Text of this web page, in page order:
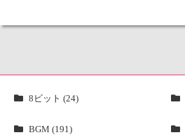
8ビット (24)
BGM (191)